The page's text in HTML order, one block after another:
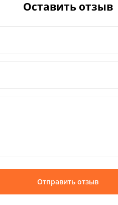
Оставить отзыв
Отправить отзыв